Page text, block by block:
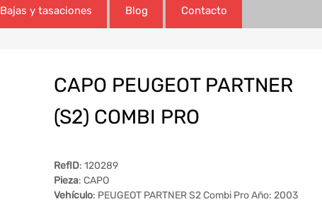
Bajas y tasaciones Blog Contacto
CAPO PEUGEOT PARTNER
(S2) COMBI PRO
RefID: 120289
Pieza: CAPO
Vehículo: PEUGEOT PARTNER S2 Combi Pro Año: 2003